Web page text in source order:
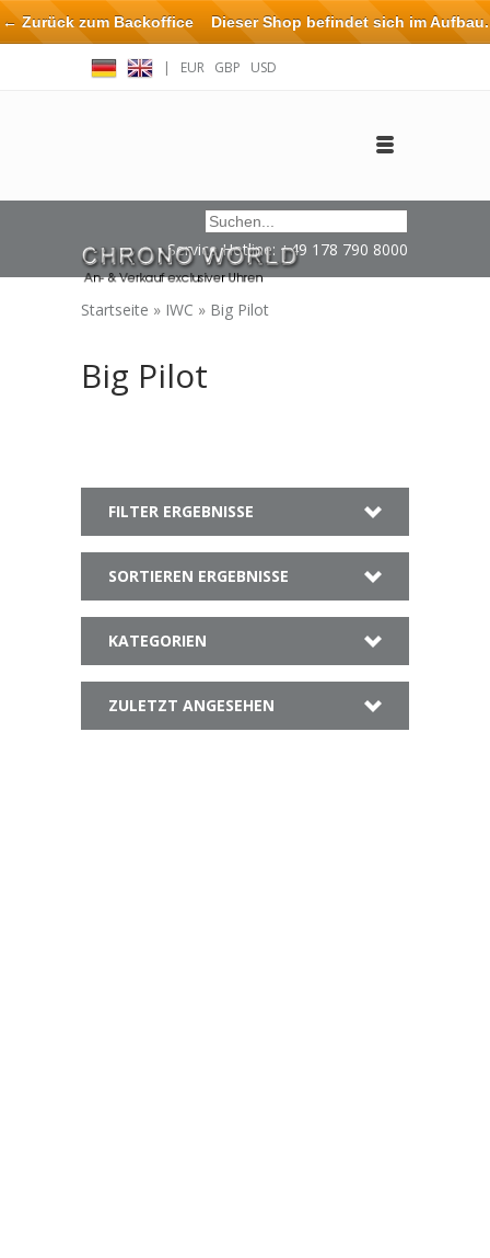
| EUR GBP USD
Service Hotline: +49 178 790 8000
Startseite » IWC » Big Pilot
Big Pilot
FILTER ERGEBNISSE
SORTIEREN ERGEBNISSE
KATEGORIEN
ZULETZT ANGESEHEN
← Zurück zum BackofficeDieser Shop befindet sich im Aufbau.
Eventuell können nicht alle Bestellungen eingehalten oder erfüllt